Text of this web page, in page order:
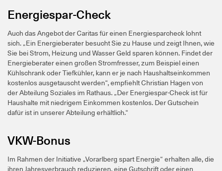
Energiespar-Check
Auch das Angebot der Caritas für einen Energiesparcheck lohnt
sich. „Ein Energieberater besucht Sie zu Hause und zeigt Ihnen, wie
Sie bei Strom, Heizung und Wasser Geld sparen können. Findet der
Energieberater einen großen Stromfresser, zum Beispiel einen
Kühlschrank oder Tiefkühler, kann er je nach Haushaltseinkommen
kostenlos ausgetauscht werden“, empfiehlt Christian Hagen von
der Abteilung Soziales im Rathaus. „Der Energiespar-Check ist für
Haushalte mit niedrigem Einkommen kostenlos. Der Gutschein
dafür ist in unserer Abteilung erhältlich.“
VKW-Bonus
Im Rahmen der Initiative „Vorarlberg spart Energie“ erhalten alle, die
ihren Jahresverbrauch reduzieren, eine Gutschrift oder einen